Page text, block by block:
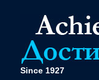
Since 1927